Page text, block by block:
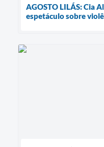
AGOSTO LILÁS: Cia
espetáculo sobre